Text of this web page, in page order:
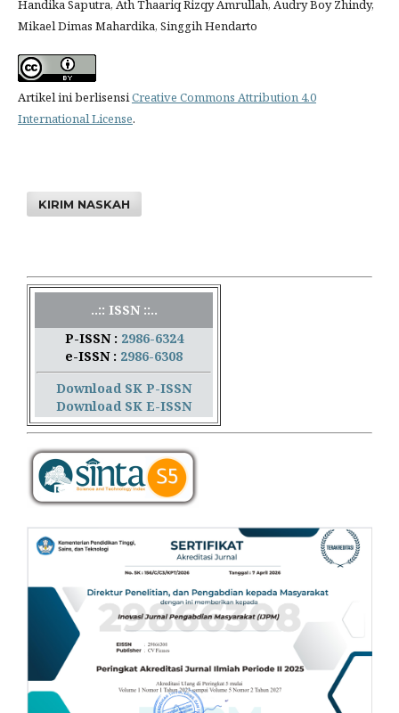
Handika Saputra, Ath Thaariq Rizqy Amrullah, Audry Boy Zhindy,
Mikael Dimas Mahardika, Singgih Hendarto
Artikel ini berlisensiCreative Commons Attribution 4.0
International License.
KIRIM NASKAH
..:: ISSN ::..
P-ISSN : 2986-6324
e-ISSN : 2986-6308
Download SK P-ISSN
Download SK E-ISSN